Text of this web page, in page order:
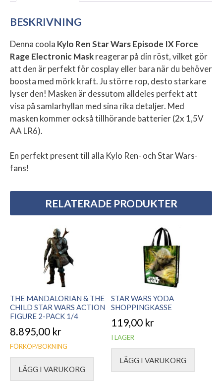
BESKRIVNING
Denna coola Kylo Ren Star Wars Episode IX Force
Rage Electronic Maskreagerar på din röst, vilket gör
att den är perfekt för cosplay eller bara när du behöver
boosta med mörk kraft. Ju större rop, desto starkare
lyser den! Masken är dessutom alldeles perfekt att
visa på samlarhyllan med sina rika detaljer. Med
masken kommer också tillhörande batterier (2x 1,5V
AA LR6).
En perfekt present till alla Kylo Ren- och Star Wars-
fans!
RELATERADE PRODUKTER
THE MANDALORIAN & THE
CHILD STAR WARS ACTION
FIGURE 2-PACK 1/4
8.895,00 kr
FÖRKÖP/BOKNING
LÄGG I VARUKORG
STAR WARS YODA
SHOPPINGKASSE
119,00 kr
I LAGER
LÄGG I VARUKORG